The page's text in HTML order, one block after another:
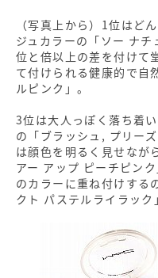
（写真上から）1位はど
ジュカラーの「ソー ナ
位と倍以上の差を付けて
て付けられる健康的で自
ルピンク」。
3位は大人っぽく落ち着
の「ブラッシュ, プリー
は顔色を明るく見せなが
アー アップ ピーチピン
のカラーに重ね付けする
クト パステルライラック